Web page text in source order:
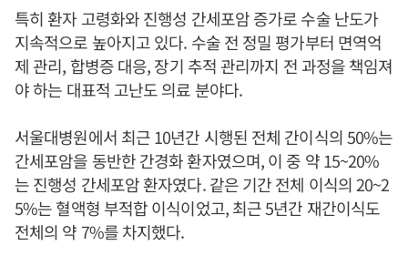
특히 환자 고령화와 진행성 간세포암 증가로 수술 난도가
지속적으로 높아지고 있다. 수술 전 정밀 평가부터 면역억
제 관리, 합병증 대응, 장기 추적 관리까지 전 과정을 책임져
야 하는 대표적 고난도 의료 분야다.
서울대병원에서 최근 10년간 시행된 전체 간이식의 50%는
간세포암을 동반한 간경화 환자였으며, 이 중 약 15~20%
는 진행성 간세포암 환자였다. 같은 기간 전체 이식의 20~2
5%는 혈액형 부적합 이식이었고, 최근 5년간 재간이식도
전체의 약 7%를 차지했다.